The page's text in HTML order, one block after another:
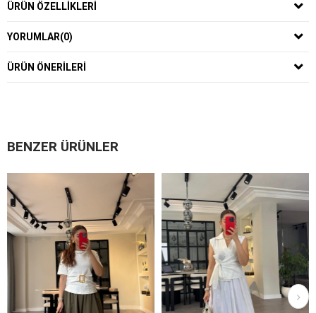
ÜRÜN ÖZELLIKLERI
YORUMLAR(0)
ÜRÜN ÖNERILERI
BENZER ÜRÜNLER